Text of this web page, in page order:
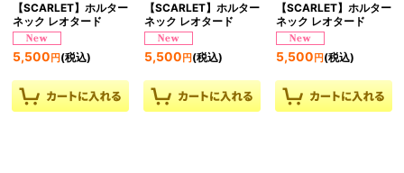
【SCARLET】ホルター
ネック レオタード
5,500 円 (税込)
【SCARLET】ホルター
ネック レオタード
5,500 円(税込)
【SCARLET】ホルター
ネック レオタード
5,500 円(税込)